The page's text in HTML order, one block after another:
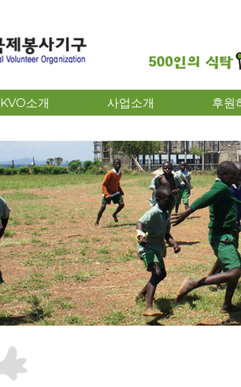
KVO소개 사업소개 후원